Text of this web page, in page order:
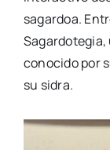
sagardoa.
conocido por
su sidra.